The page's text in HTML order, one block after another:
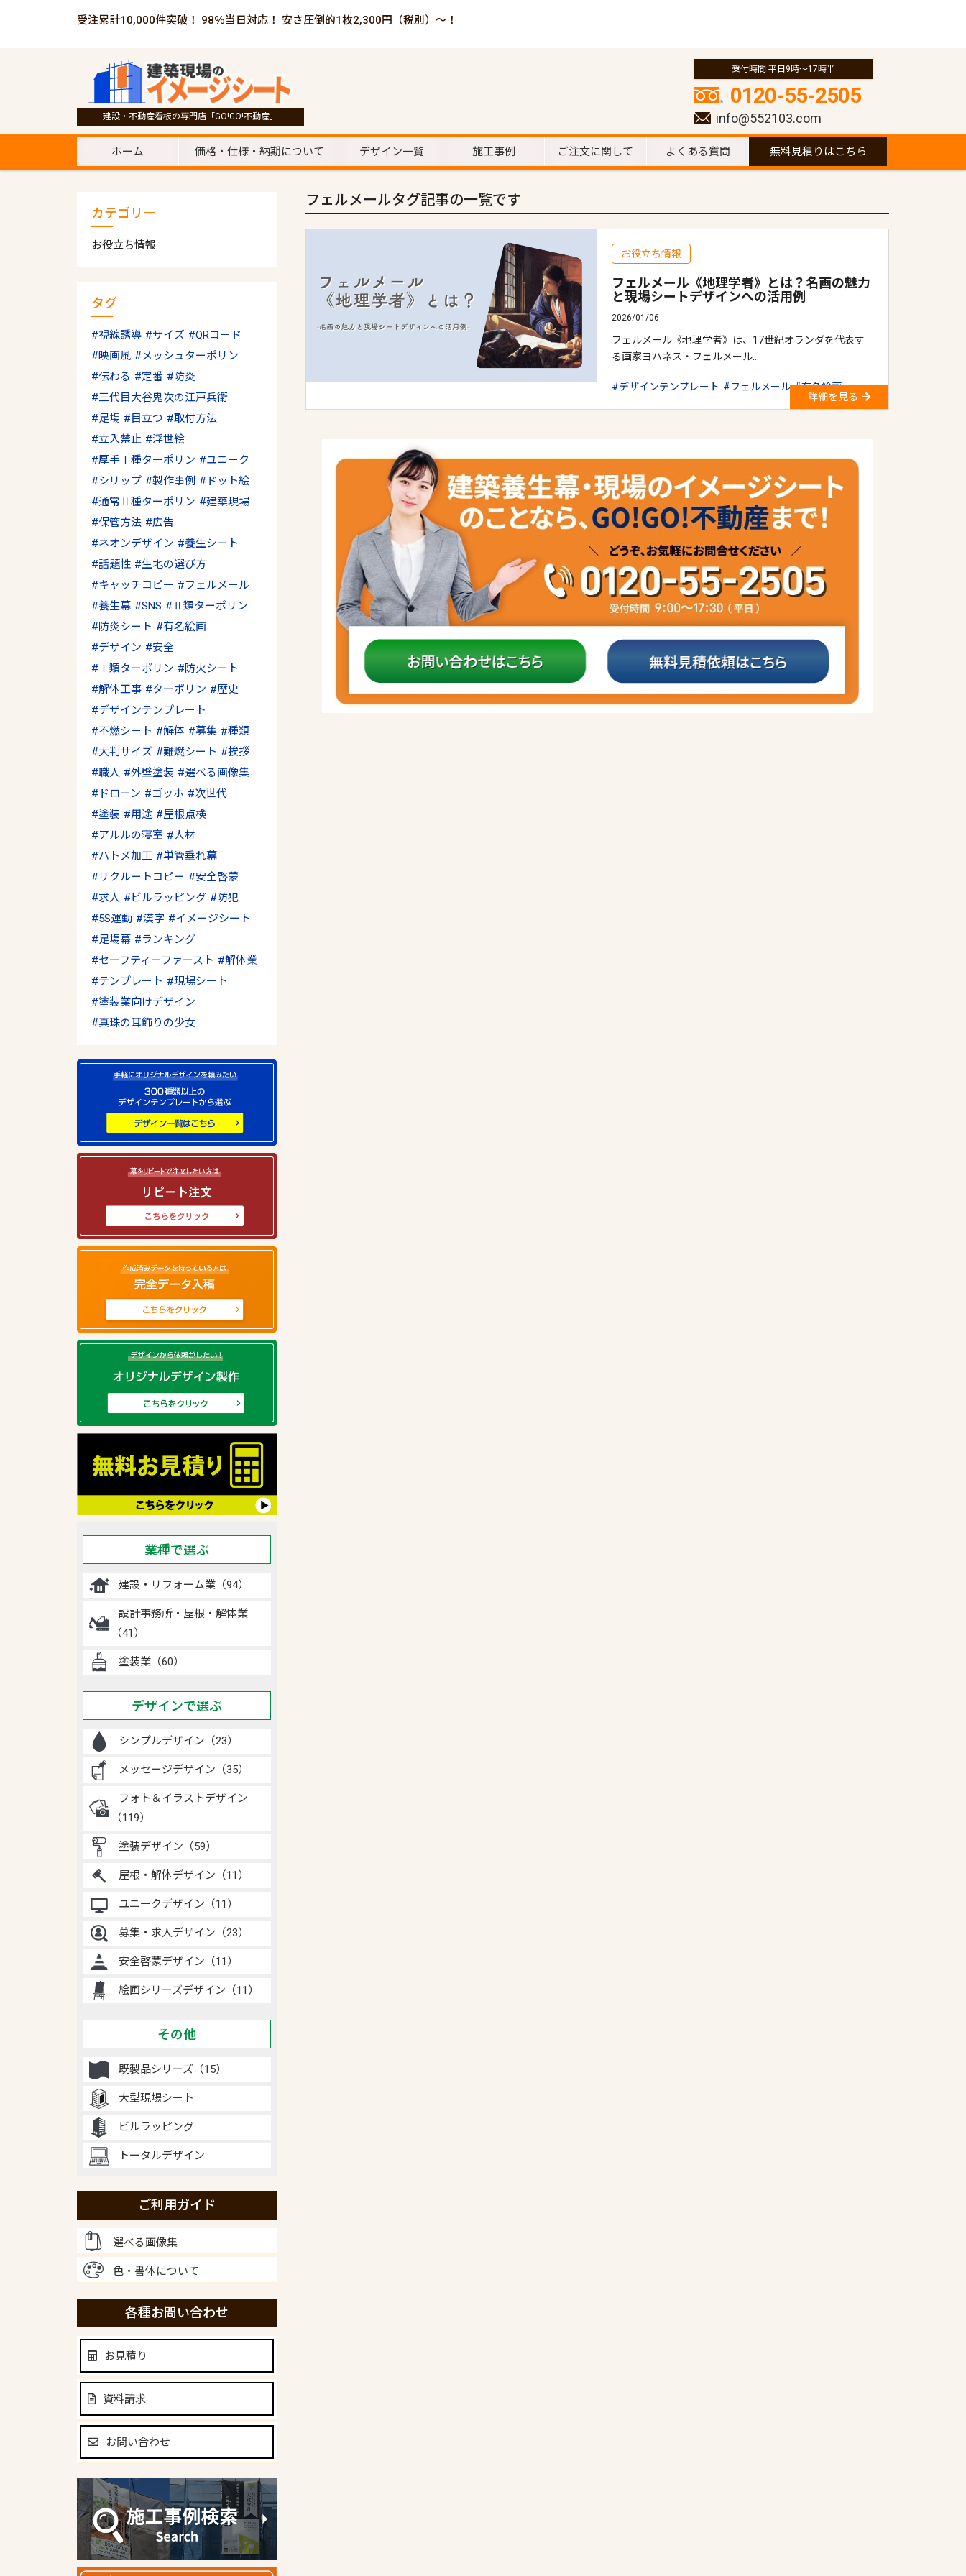
受注累計10,000件突破！ 98％当日対応！ 安さ圧倒的1枚2,300円（税別）～！
建設・不動産看板の専門店「GO!GO!不動産」
受付時間 平日9時～17時半
0120-55-2505
info@552103.com
ホーム 価格・仕様・納期について デザイン一覧 施工事例 ご注文に関して よくある質問 無料見積りはこちら
フェルメールタグ記事の一覧です
お役立ち情報
フェルメール《地理学者》とは？名画の魅力
と現場シートデザインへの活用例
2026/01/06
フェルメール《地理学者》は、17世紀オランダを代表す
る画家ヨハネス・フェルメール…
デザインテンプレート フェルメール
有名絵画
詳細を見る
カテゴリー
お役立ち情報
タグ
視線誘導 サイズ
QRコード
映画風
メッシュターポリン
伝わる
定番
防炎
三代目大谷鬼次の江戸兵衛
足場
目立つ
取付方法
立入禁止
浮世絵
厚手Ⅰ種ターポリン
ユニーク
シリップ
製作事例
ドット絵
通常Ⅱ種ターポリン
建築現場
保管方法
広告
ネオンデザイン
養生シート
話題性
生地の選び方
キャッチコピー
フェルメール
養生幕
SNS
Ⅱ類ターポリン
防炎シート
有名絵画
デザイン
安全
Ⅰ類ターポリン
防火シート
解体工事
ターポリン
歴史
デザインテンプレート
不燃シート
解体 募集
種類
大判サイズ
難燃シート
挨拶
職人
外壁塗装
選べる画像集
ドローン
ゴッホ
次世代
塗装
用途
屋根点検
アルルの寝室
人材
ハトメ加工
単管垂れ幕
リクルートコピー
安全啓蒙
求人
ビルラッピング
防犯
5S運動
漢字
イメージシート
足場幕
ランキング
セーフティーファースト
解体業
テンプレート
現場シート
塗装業向けデザイン
真珠の耳飾りの少女
業種で選ぶ
建設・リフォーム業（94）
設計事務所・屋根・解体業
（41）
塗装業（60）
デザインで選ぶ
シンプルデザイン（23）
メッセージデザイン（35）
フォト＆イラストデザイン
（119）
塗装デザイン（59）
屋根・解体デザイン（11）
ユニークデザイン（11）
募集・求人デザイン（23）
安全啓蒙デザイン（11）
絵画シリーズデザイン（11）
その他
既製品シリーズ（15）
大型現場シート
ビルラッピング
トータルデザイン
ご利用ガイド
選べる画像集
色・書体について
各種お問い合わせ
お見積り
資料請求
お問い合わせ